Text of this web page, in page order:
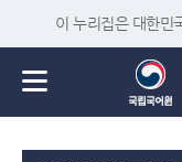
이 누리집은 대한민